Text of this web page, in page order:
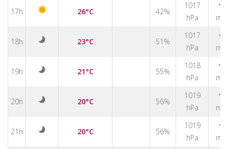
17h 26°C 42%
1017
hPa
↑
m/s
18h 23°C 51%
1017
hPa
↑
m/s
19h 21°C 55%
1018
hPa
↑
m/s
20h 20°C 56%
1019
hPa
↑
m/s
21h 20°C 56%
1019
hPa
↑
m/s